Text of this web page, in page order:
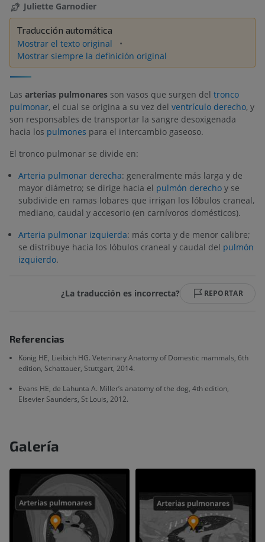
Juliette Garnodier
Traducción automática
Mostrar el texto original
Mostrar siempre la definición original
Las arterias pulmonares son vasos que surgen del tronco
pulmonar, el cual se origina a su vez del ventrículo derecho, y
son responsables de transportar la sangre desoxigenada
hacia los pulmones para el intercambio gaseoso.
El tronco pulmonar se divide en:
Arteria pulmonar derecha: generalmente más larga y de
mayor diámetro; se dirige hacia el pulmón derecho y se
subdivide en ramas lobares que irrigan los lóbulos craneal,
mediano, caudal y accesorio (en carnívoros domésticos).
Arteria pulmonar izquierda: más corta y de menor calibre;
se distribuye hacia los lóbulos craneal y caudal del pulmón
izquierdo.
¿La traducción es incorrecta? REPORTAR
Referencias
König HE, Lieibich HG. Veterinary Anatomy of Domestic mammals, 6th
edition, Schattauer, Stuttgart, 2014.
Evans HE, de Lahunta A. Miller’s anatomy of the dog, 4th edition,
Elsevier Saunders, St Louis, 2012.
Galería